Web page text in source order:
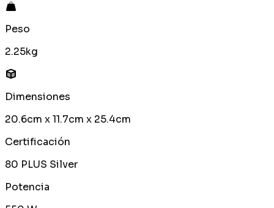
Peso
2.25kg
Dimensiones
20.6cm x 11.7cm x 25.4cm
Certificación
80 PLUS Silver
Potencia